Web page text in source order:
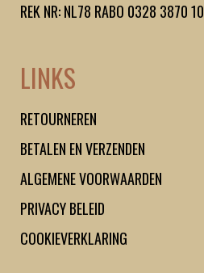
REK NR: NL78 RABO 0328 3870 10
LINKS
RETOURNEREN
BETALEN EN VERZENDEN
ALGEMENE VOORWAARDEN
PRIVACY BELEID
COOKIEVERKLARING